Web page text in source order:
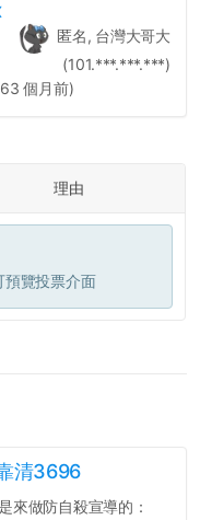
匿名, 台灣大哥大
(101.***.***.***)
個月前)
理由
預覽投票介面
清3696
來做防自殺宣導的：